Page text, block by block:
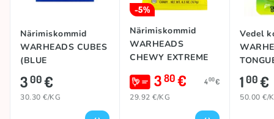
Närimiskommid
WARHEADS CUBES
(BLUE
RASPBERRY), 99g
300€
30.30 €/KG
-5%
Närimiskommid
WARHEADS
CHEWY EXTREME
380€ 400€
29.92 €/KG
Vedel
20g
100€
50.00 €/